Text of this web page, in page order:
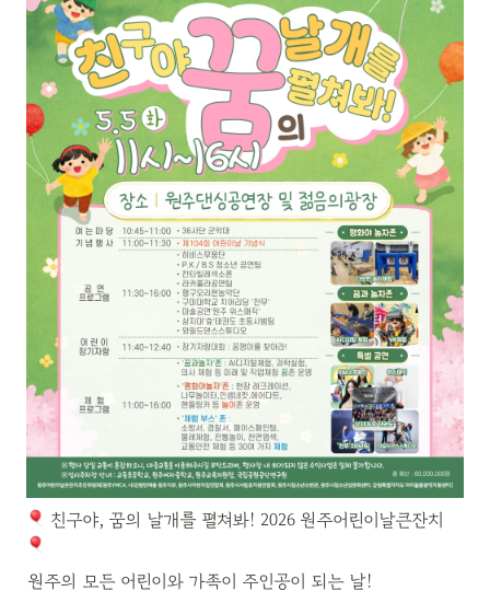
친구야, 꿈의 날개를 펼쳐봐! 2026 원주어린이날큰잔치
원주의 모든 어린이와 가족이 주인공이 되는 날!